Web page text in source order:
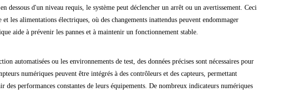
dessous d'un niveau requis, le système peut déclencher un arrêt ou un avertissement. Ceci
les alimentations électriques, où des changements inattendus peuvent endommager
aide à prévenir les pannes et à maintenir un fonctionnement stable.
automatisées ou les environnements de test, des données précises sont nécessaires pour
numériques peuvent être intégrés à des contrôleurs et des capteurs, permettant
performances constantes de leurs équipements. De nombreux indicateurs numériques